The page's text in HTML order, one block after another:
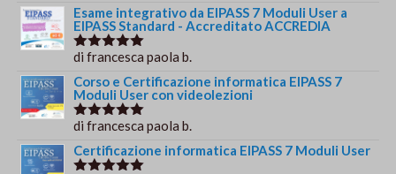
Esame integrativo da EIPASS 7 Moduli User a
EIPASS Standard - Accreditato ACCREDIA
Valutato5
di francesca paola b.
Corso e Certificazione informatica EIPASS 7
Moduli User con videolezioni
Valutato5
di francesca paola b.
Certificazione informatica EIPASS 7 Moduli User